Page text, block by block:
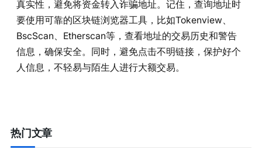
真实性，避免将资金转入诈骗地址。记住，查询地址时
要使用可靠的区块链浏览器工具，比如Tokenview、
BscScan、Etherscan等，查看地址的交易历史和警告
信息，确保安全。同时，避免点击不明链接，保护好个
人信息，不轻易与陌生人进行大额交易。
热门文章